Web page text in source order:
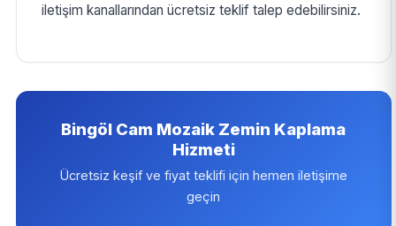
iletişim kanallarından ücretsiz teklif talep edebilirsiniz.
Bingöl Cam Mozaik Zemin Kaplama
Hizmeti
Ücretsiz keşif ve fiyat teklifi için hemen iletişime
geçin